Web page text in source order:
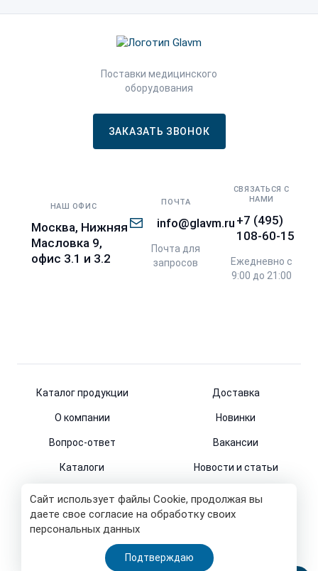
Сайт использует файлы Cookie, продолжая вы
даете свое согласие на обработку своих
персональных данных
Подтверждаю
Поставки медицинского
оборудования
ЗАКАЗАТЬ ЗВОНОК
НАШ ОФИС
Москва, Нижняя
Масловка 9,
офис 3.1 и 3.2
ПОЧТА
info@glavm.ru
Почта для
запросов
СВЯЗАТЬСЯ С
НАМИ
+7 (495)
108-60-15
Ежедневно с
9:00 до 21:00
Каталог продукции Доставка
О компании Новинки
Вопрос-ответ Вакансии
Каталоги Новости и статьи
© 2011-2026
Все права защищены